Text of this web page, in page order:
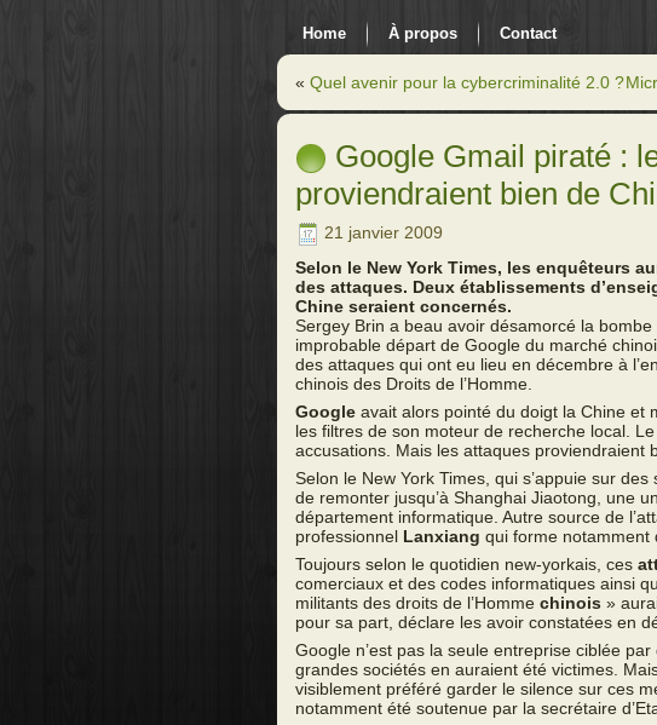
Home À propos Contact
« Quel avenir pour la cybercriminalité 2.0 ?
Google Gmail piraté :
proviendraient bien de
21 janvier 2009
Selon le New York Times, les enquêteurs
des attaques. Deux établissements
Chine seraient concernés.
Sergey Brin a beau avoir désamorcé la
improbable départ de Google du marché
des attaques qui ont eu lieu en décembre à
chinois des Droits de l’Homme.
Google avait alors pointé du doigt la Chine et
les filtres de son moteur de recherche local.
accusations. Mais les attaques proviendraient
Selon le New York Times, qui s’appuie sur
de remonter jusqu’à Shanghai Jiaotong, une
département informatique. Autre source de
professionnel Lanxiang qui forme notamment
Toujours selon le quotidien new-yorkais, ces
comerciaux et des codes informatiques ainsi
militants des droits de l’Homme chinois »
pour sa part, déclare les avoir constatées en
Google n’est pas la seule entreprise ciblée
grandes sociétés en auraient été victimes.
visiblement préféré garder le silence sur ces
notamment été soutenue par la secrétaire